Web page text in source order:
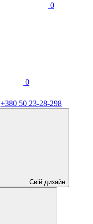
0
0
+380 50 23-28-298
Свій дизайн